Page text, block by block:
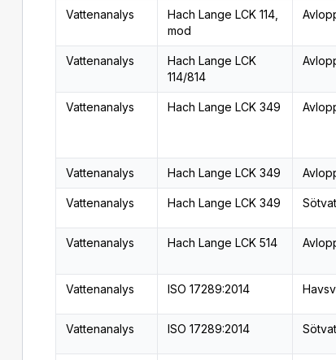
Vattenanalys
Hach Lange LCK 114,
mod
Vattenanalys
Hach Lange LCK
114/814
Vattenanalys Hach Lange LCK 349
Vattenanalys Hach Lange LCK 349
Vattenanalys Hach Lange LCK 349
Vattenanalys Hach Lange LCK 514
Vattenanalys ISO 17289:2014
Vattenanalys ISO 17289:2014